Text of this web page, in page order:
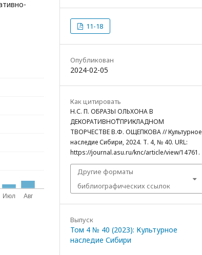
11-18
Опубликован
2024-02-05
Как цитировать
Н.С. П. ОБРАЗЫ ОЛЬХОНА В
ДЕКОРАТИВНОͳПРИКЛАДНОМ
ТВОРЧЕСТВЕ В.Ф. ОЩЕПКОВА // Культурное
наследие Сибири, 2024. Т. 4, № 40. URL:
https://journal.asu.ru/knc/article/view/14761.
Другие форматы
библиографических ссылок
Выпуск
Том 4 № 40 (2023): Культурное
наследие Сибири